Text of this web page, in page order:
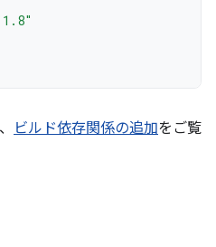
ビルド依存関係の追加をご覧